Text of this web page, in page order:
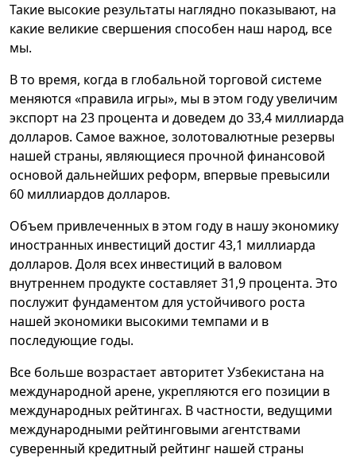
Такие высокие результаты наглядно показывают, на
какие великие свершения способен наш народ, все
мы.
В то время, когда в глобальной торговой системе
меняются «правила игры», мы в этом году увеличим
экспорт на 23 процента и доведем до 33,4 миллиарда
долларов. Самое важное, золотовалютные резервы
нашей страны, являющиеся прочной финансовой
основой дальнейших реформ, впервые превысили
60 миллиардов долларов.
Объем привлеченных в этом году в нашу экономику
иностранных инвестиций достиг 43,1 миллиарда
долларов. Доля всех инвестиций в валовом
внутреннем продукте составляет 31,9 процента. Это
послужит фундаментом для устойчивого роста
нашей экономики высокими темпами и в
последующие годы.
Все больше возрастает авторитет Узбекистана на
международной арене, укрепляются его позиции в
международных рейтингах. В частности, ведущими
международными рейтинговыми агентствами
суверенный кредитный рейтинг нашей страны